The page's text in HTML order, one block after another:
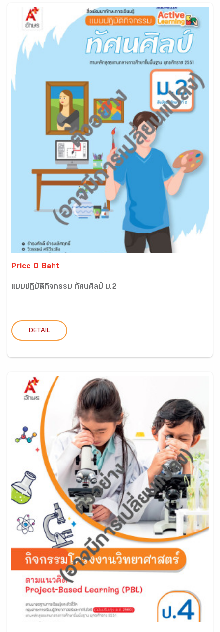
Price 0 Baht
แบบปฏิบัติกิจกรรม ทัศนศิลป์ ม.2
DETAIL